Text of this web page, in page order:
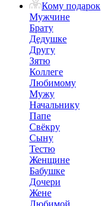
Кому подарок
Мужчине
Брату
Дедушке
Другу
Зятю
Коллеге
Любимому
Мужу
Начальнику
Папе
Свёкру
Сыну
Тестю
Женщине
Бабушке
Дочери
Жене
Любимой